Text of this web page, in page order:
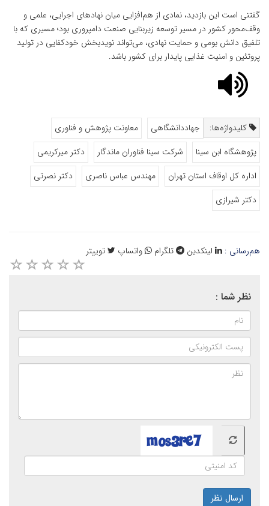
گفتنی است این بازدید، نمادی از هم‌افزایی میان نهادهای اجرایی، علمی و
وقف‌محور کشور در مسیر توسعه زیربنایی صنعت دامپروری بود؛ مسیری که با
تلفیق دانش بومی و حمایت نهادی، می‌تواند نویدبخش خودکفایی در تولید
پروتئین و امنیت غذایی پایدار برای کشور باشد.
کلیدواژه‌ها: جهاددانشگاهی
معاونت پژوهش و فناوری
پژوهشگاه ابن سینا
شرکت سینا فناوران ماندگار
دکتر میرکریمی
اداره کل اوقاف استان تهران
مهندس عباس ناصری
دکتر نصرتی
دکتر شیرازی
هم‌رسانی : لینکدین تلگرام واتساپ توییتر
نظر شما :
ارسال نظر